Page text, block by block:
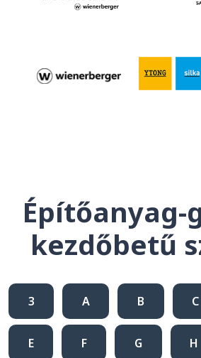
kezdőbetű
3 A B C
E F G H